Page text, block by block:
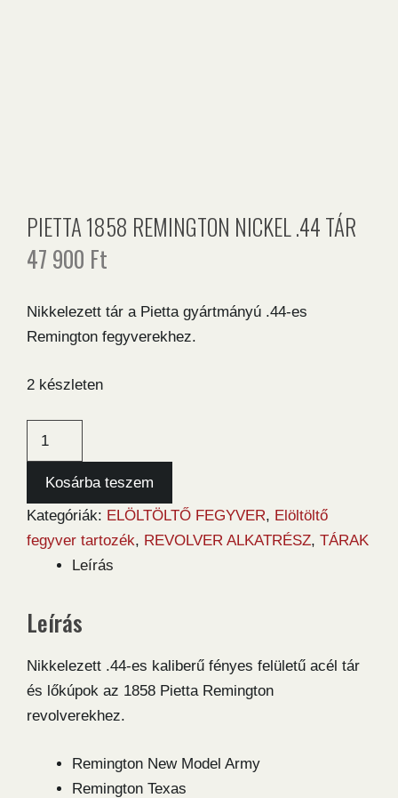
PIETTA 1858 REMINGTON NICKEL .44 TÁR
47 900 Ft
Nikkelezett tár a Pietta gyártmányú .44-es
Remington fegyverekhez.
2 készleten
Pietta
Remington
Nickel
.44
Kosárba teszem
Kategóriák: ELÖLTÖLTŐ FEGYVER, Elöltöltő
fegyver tartozék, REVOLVER ALKATRÉSZ, TÁRAK
Leírás
Leírás
Nikkelezett .44-es kaliberű fényes felületű acél tár
és lőkúpok az 1858 Pietta Remington
revolverekhez.
Remington New Model Army
Remington Texas